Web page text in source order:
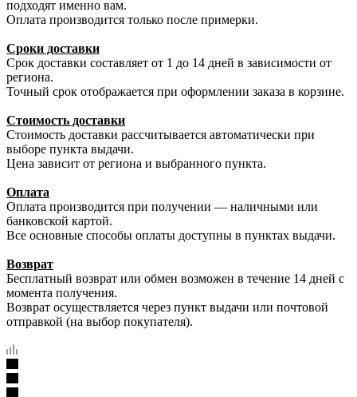
подходят именно вам.
Оплата производится только после примерки.
Сроки доставки
Срок доставки составляет от 1 до 14 дней в зависимости от
региона.
Точный срок отображается при оформлении заказа в корзине.
Стоимость доставки
Стоимость доставки рассчитывается автоматически при
выборе пункта выдачи.
Цена зависит от региона и выбранного пункта.
Оплата
Оплата производится при получении — наличными или
банковской картой.
Все основные способы оплаты доступны в пунктах выдачи.
Возврат
Бесплатный возврат или обмен возможен в течение 14 дней с
момента получения.
Возврат осуществляется через пункт выдачи или почтовой
отправкой (на выбор покупателя).